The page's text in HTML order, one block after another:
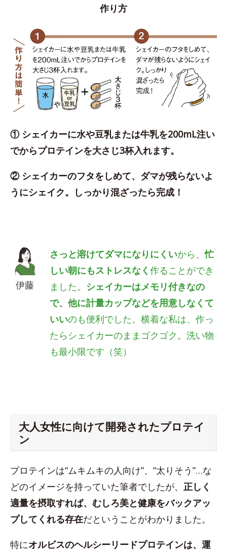
作り方
① シェイカーに水や豆乳または牛乳を200mL注い
でからプロテインを大さじ3杯入れます。
② シェイカーのフタをしめて、ダマが残らないよ
うにシェイク。しっかり混ざったら完成！
伊藤
さっと溶けてダマになりにくいから、忙
しい朝にもストレスなく作ることができ
ました。 シェイカーはメモリ付きなの
で、他に計量カップなどを用意しなくて
いいのも便利でした。横着な私は、作っ
たらシェイカーのままゴクゴク。洗い物
も最小限です（笑）
大人女性に向けて開発されたプロテイ
ン
プロテインは“ムキムキの人向け”、“太りそう”…な
どのイメージを持っていた筆者でしたが、 正しく
適量を摂取すれば、むしろ美と健康をバックアッ
プしてくれる存在だということがわかりました。
特にオルビスのヘルシーリードプロテインは、運